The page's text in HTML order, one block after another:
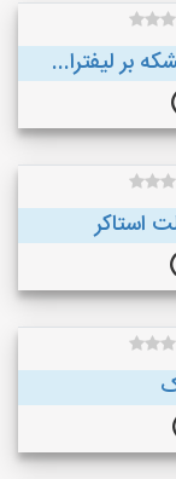
بر لیفترا...
استاکر